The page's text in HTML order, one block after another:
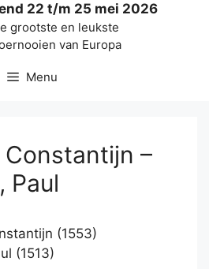
22 t/m 25 mei 2026
grootste en leukste
van Europa
Menu
Constantijn –
Paul
(1553)
(1513)